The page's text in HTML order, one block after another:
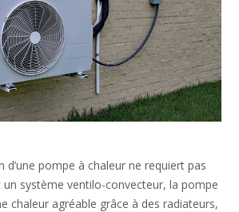
d’une pompe à chaleur ne requiert pas
un système ventilo-convecteur, la pompe
chaleur agréable grâce à des radiateurs,